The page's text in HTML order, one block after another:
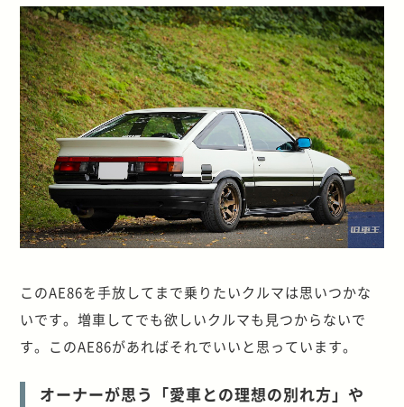
このAE86を手放してまで乗りたいクルマは思いつかな
いです。増車してでも欲しいクルマも見つからないで
す。このAE86があればそれでいいと思っています。
オーナーが思う「愛車との理想の別れ方」や